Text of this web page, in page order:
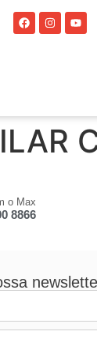
o Max
8866